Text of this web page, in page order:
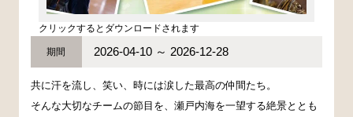
クリックするとダウンロードされます
期間 2026-04-10 ～ 2026-12-28
共に汗を流し、笑い、時には涙した最高の仲間たち。
そんな大切なチームの節目を、瀬戸内海を一望する絶景ととも